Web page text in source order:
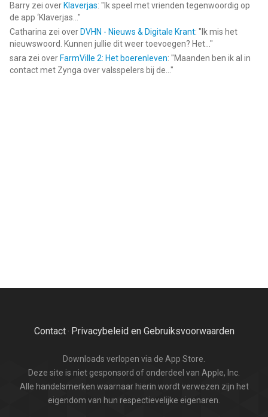
Barry zei over Klaverjas: " Ik speel met vrienden tegenwoordig op
de app ‘Klaverjas... "
Catharina zei over DVHN - Nieuws & Digitale Krant: " Ik mis het
nieuwswoord. Kunnen jullie dit weer toevoegen? Het... "
sara zei over FarmVille 2: Het boerenleven: "Maanden ben ik al in
contact met Zynga over valsspelers bij de... "
Contact· Privacybeleid en Gebruiksvoorwaarden
Downloads verlopen via de App Store.
Deze site is niet gesponsord of onderdeel van Apple, Inc.
Alle handelsmerken waarnaar hierin wordt verwezen zijn het
eigendom van hun respectievelijke eigenaren.